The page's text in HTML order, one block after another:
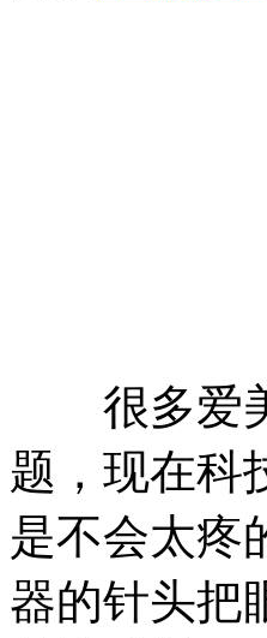
很多爱美
题，现在科
是不会太疼
器的针头把